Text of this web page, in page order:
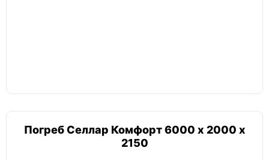
Погреб Селлар Комфорт 6000 х 2000 х
2150